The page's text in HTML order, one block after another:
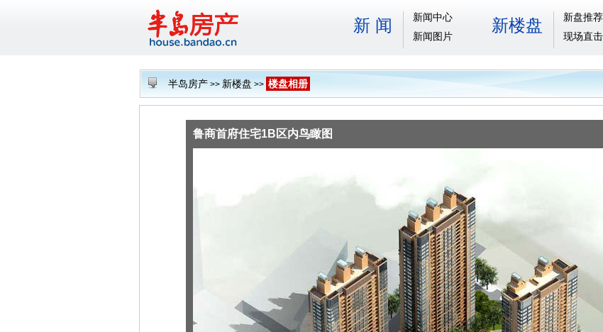
新 闻
新闻中心
新闻图片
新楼盘 新盘推荐
现场直击
半岛房产 >> 新楼盘 >> 楼盘相册
鲁商首府住宅1B区内鸟瞰图